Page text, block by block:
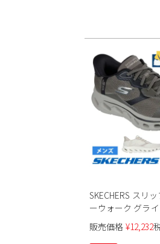
SKECHERS スリ
ーウォーク グラ
2.0 ザック 216660
販売価格 ¥12,232